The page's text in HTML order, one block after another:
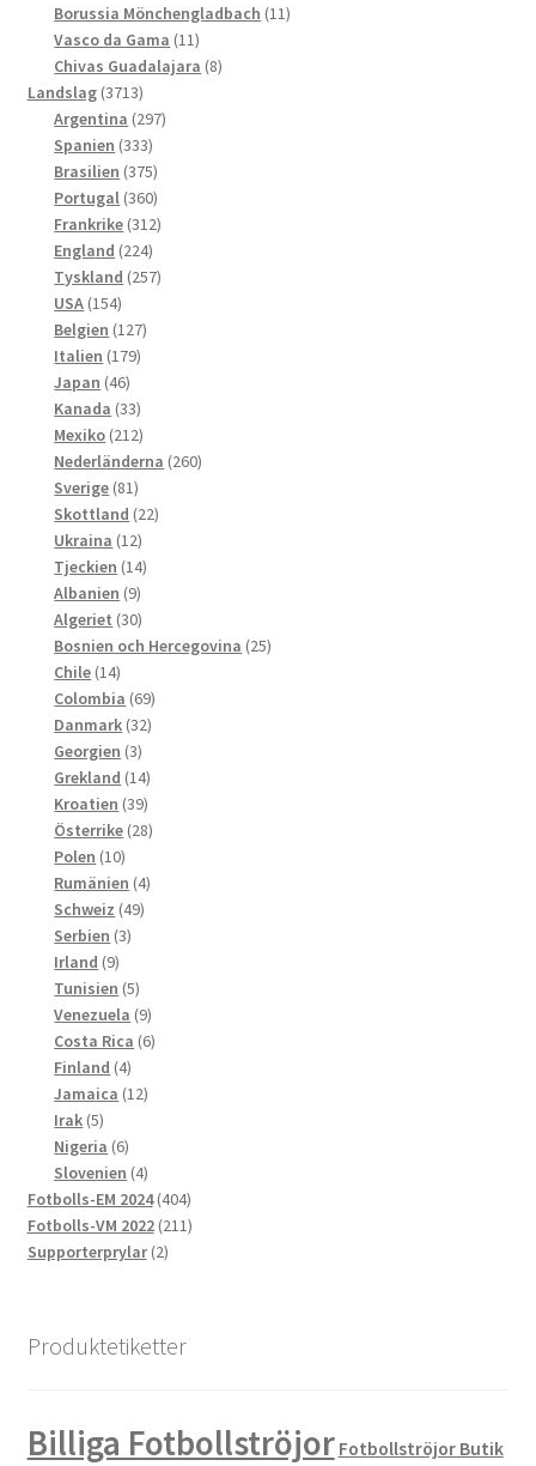
produkter
Borussia Mönchengladbach 1111
Vasco da Gama 1111
produkter
Chivas Guadalajara 88
Landslag 37133713
produkter
Argentina 297297
Spanien 333333
produkter
Brasilien 375375
produkter
Portugal 360360
produkter
Frankrike 312312
England 224224
produkter
Tyskland 257257
USA 154154
produkter
Belgien 127127
Italien 179179
Japan 4646
produkter
Kanada 3333
produkter
Mexiko 212212
produkter
Nederländerna 260260
Sverige 8181
produkter
Skottland 2222
Ukraina 1212
produkter
Tjeckien 1414
Albanien 99
produkter
Algeriet 3030
produkter
Bosnien och Hercegovina 2525
Chile 1414
produkter
Colombia 6969
produkter
Danmark 3232
Georgien 33
produkter
Grekland 1414
produkter
Kroatien 3939
produkter
Österrike 2828
Polen 1010
produkter
Rumänien 44
Schweiz 4949
Serbien 33
Irland 99
produkter
Tunisien 55
produkter
Venezuela 99
produkter
Costa Rica 66
Finland 44
produkter
Jamaica 1212
Irak 55
produkter
Nigeria 66
produkter
Slovenien 44
produkter
Fotbolls-EM 2024 404404
produkter
Fotbolls-VM 2022 211211
Supporterprylar 22
Produktetiketter
Billiga Fotbollströjor Fotbollströjor Butik